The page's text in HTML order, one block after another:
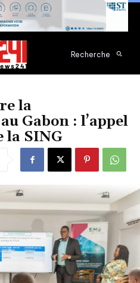
Recherche
la
Gabon : l’appel
la SING